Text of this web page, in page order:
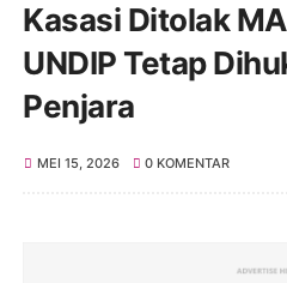
Kasasi Ditolak
UNDIP Tetap
Penjara
MEI 15, 2026 0 KOMENTAR